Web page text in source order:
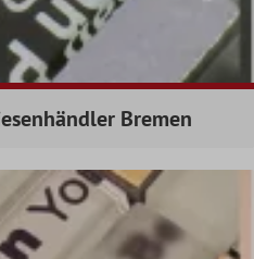
Bremen